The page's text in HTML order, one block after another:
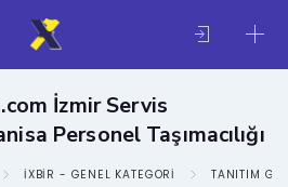
İzmir Servis
Personel Taşımacılığı
IXBIR - GENEL KATEGORI TANITIM